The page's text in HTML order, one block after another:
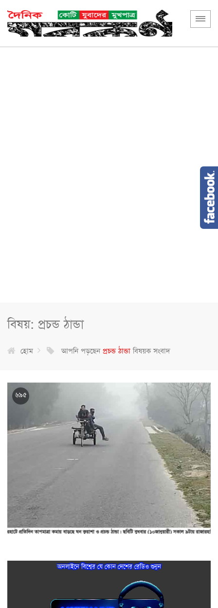
বিষয়: প্রচন্ড ঠান্ডা
হোম আপনি পড়ছেনপ্রচন্ড ঠান্ডাবিষয়ক সংবাদ
৬৯৫
রাজারহাটে ঘন কুয়াশা ও প্রচন্ড ঠান্ডা, প্রতিদিনে কমছে তাপমাত্রা
অনলাইনে বিশ্বের যে কোন দেশের রেডিও শুনুন